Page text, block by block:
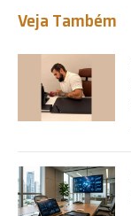
Veja Também